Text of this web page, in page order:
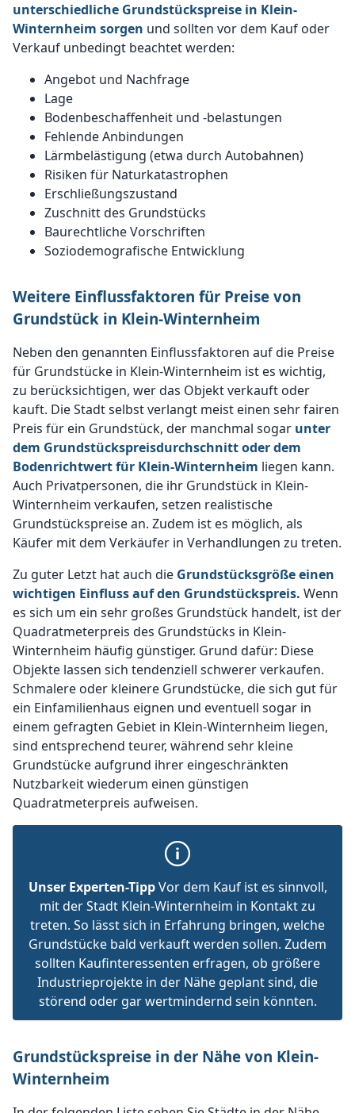
unterschiedliche Grundstückspreise in Klein-
Winternheim sorgen und sollten vor dem Kauf oder
Verkauf unbedingt beachtet werden:
Angebot und Nachfrage
Lage
Bodenbeschaffenheit und -belastungen
Fehlende Anbindungen
Lärmbelästigung (etwa durch Autobahnen)
Risiken für Naturkatastrophen
Erschließungszustand
Zuschnitt des Grundstücks
Baurechtliche Vorschriften
Soziodemografische Entwicklung
Weitere Einflussfaktoren für Preise von
Grundstück in Klein-Winternheim
Neben den genannten Einflussfaktoren auf die Preise
für Grundstücke in Klein-Winternheim ist es wichtig,
zu berücksichtigen, wer das Objekt verkauft oder
kauft. Die Stadt selbst verlangt meist einen sehr fairen
Preis für ein Grundstück, der manchmal sogar unter
dem Grundstückspreisdurchschnitt oder dem
Bodenrichtwert für Klein-Winternheim liegen kann.
Auch Privatpersonen, die ihr Grundstück in Klein-
Winternheim verkaufen, setzen realistische
Grundstückspreise an. Zudem ist es möglich, als
Käufer mit dem Verkäufer in Verhandlungen zu treten.
Zu guter Letzt hat auch die Grundstücksgröße einen
wichtigen Einfluss auf den Grundstückspreis. Wenn
es sich um ein sehr großes Grundstück handelt, ist der
Quadratmeterpreis des Grundstücks in Klein-
Winternheim häufig günstiger. Grund dafür: Diese
Objekte lassen sich tendenziell schwerer verkaufen.
Schmalere oder kleinere Grundstücke, die sich gut für
ein Einfamilienhaus eignen und eventuell sogar in
einem gefragten Gebiet in Klein-Winternheim liegen,
sind entsprechend teurer, während sehr kleine
Grundstücke aufgrund ihrer eingeschränkten
Nutzbarkeit wiederum einen günstigen
Quadratmeterpreis aufweisen.
Unser Experten-TippVor dem Kauf ist es sinnvoll,
mit der Stadt Klein-Winternheim in Kontakt zu
treten. So lässt sich in Erfahrung bringen, welche
Grundstücke bald verkauft werden sollen. Zudem
sollten Kaufinteressenten erfragen, ob größere
Industrieprojekte in der Nähe geplant sind, die
störend oder gar wertmindernd sein könnten.
Grundstückspreise in der Nähe von Klein-
Winternheim